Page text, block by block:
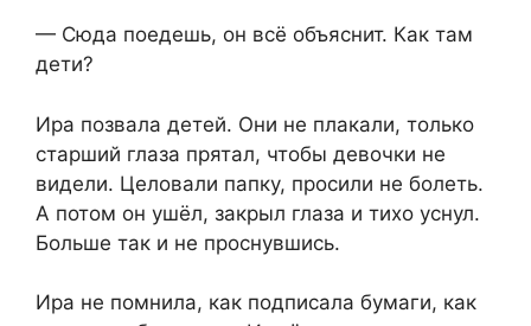
— Сюда поедешь, он всё объяснит. Как там
дети?
Ира позвала детей. Они не плакали, только
старший глаза прятал, чтобы девочки не
видели. Целовали папку, просили не болеть.
А потом он ушёл, закрыл глаза и тихо уснул.
Больше так и не проснувшись.
Ира не помнила, как подписала бумаги, как